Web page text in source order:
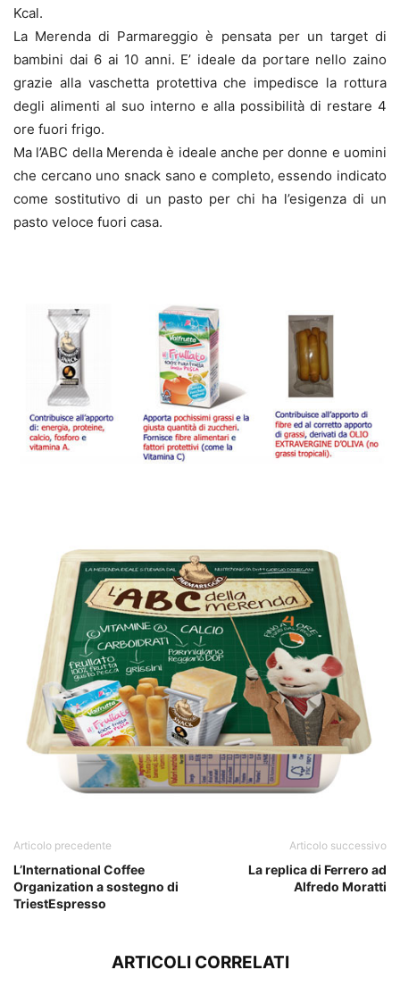
Kcal.
La Merenda di Parmareggio è pensata per un target di
bambini dai 6 ai 10 anni. E’ ideale da portare nello zaino
grazie alla vaschetta protettiva che impedisce la rottura
degli alimenti al suo interno e alla possibilità di restare 4
ore fuori frigo.
Ma l’ABC della Merenda è ideale anche per donne e uomini
che cercano uno snack sano e completo, essendo indicato
come sostitutivo di un pasto per chi ha l’esigenza di un
pasto veloce fuori casa.
Articolo precedente
L’International Coffee
Organization a sostegno di
TriestEspresso
Articolo successivo
La replica di Ferrero ad
Alfredo Moratti
ARTICOLI CORRELATI